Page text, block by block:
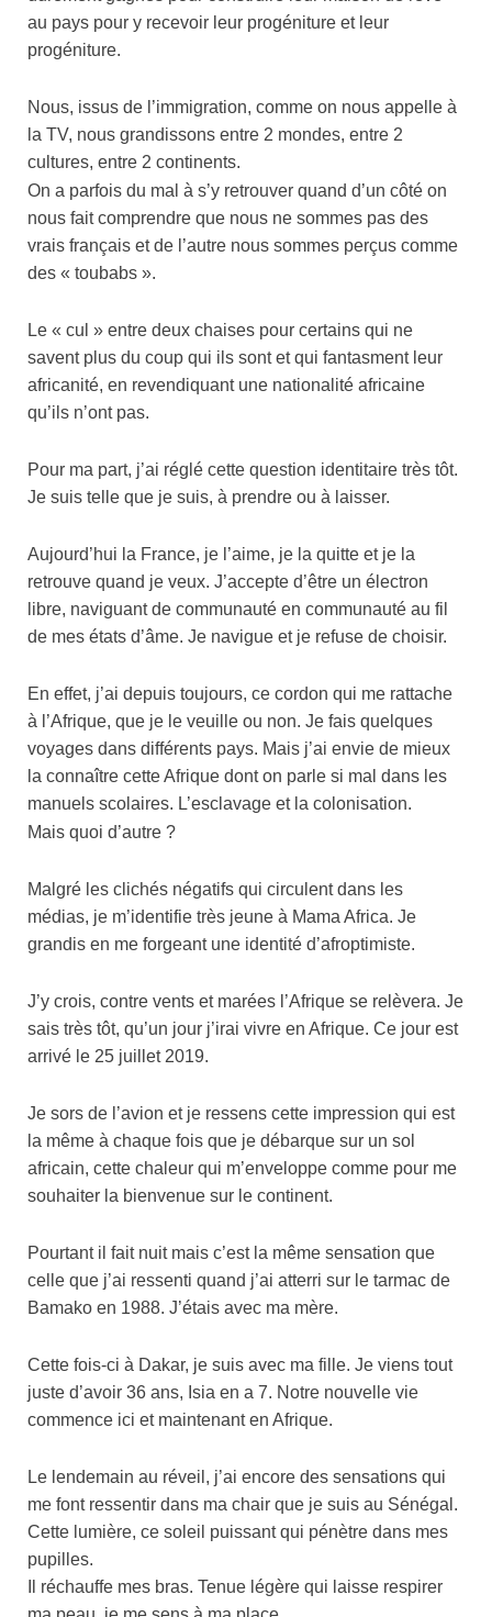
au pays pour y recevoir leur progéniture et leur
progéniture.
Nous, issus de l’immigration, comme on nous appelle à
la TV, nous grandissons entre 2 mondes, entre 2
cultures, entre 2 continents.
On a parfois du mal à s’y retrouver quand d’un côté on
nous fait comprendre que nous ne sommes pas des
vrais français et de l’autre nous sommes perçus comme
des « toubabs ».
Le « cul » entre deux chaises pour certains qui ne
savent plus du coup qui ils sont et qui fantasment leur
africanité, en revendiquant une nationalité africaine
qu’ils n’ont pas.
Pour ma part, j’ai réglé cette question identitaire très tôt.
Je suis telle que je suis, à prendre ou à laisser.
Aujourd’hui la France, je l’aime, je la quitte et je la
retrouve quand je veux. J’accepte d’être un électron
libre, naviguant de communauté en communauté au fil
de mes états d’âme. Je navigue et je refuse de choisir.
En effet, j’ai depuis toujours, ce cordon qui me rattache
à l’Afrique, que je le veuille ou non. Je fais quelques
voyages dans différents pays. Mais j’ai envie de mieux
la connaître cette Afrique dont on parle si mal dans les
manuels scolaires. L’esclavage et la colonisation.
Mais quoi d’autre ?
Malgré les clichés négatifs qui circulent dans les
médias, je m’identifie très jeune à Mama Africa. Je
grandis en me forgeant une identité d’afroptimiste.
J’y crois, contre vents et marées l’Afrique se relèvera. Je
sais très tôt, qu’un jour j’irai vivre en Afrique. Ce jour est
arrivé le 25 juillet 2019.
Je sors de l’avion et je ressens cette impression qui est
la même à chaque fois que je débarque sur un sol
africain, cette chaleur qui m’enveloppe comme pour me
souhaiter la bienvenue sur le continent.
Pourtant il fait nuit mais c’est la même sensation que
celle que j’ai ressenti quand j’ai atterri sur le tarmac de
Bamako en 1988. J’étais avec ma mère.
Cette fois-ci à Dakar, je suis avec ma fille. Je viens tout
juste d’avoir 36 ans, Isia en a 7. Notre nouvelle vie
commence ici et maintenant en Afrique.
Le lendemain au réveil, j’ai encore des sensations qui
me font ressentir dans ma chair que je suis au Sénégal.
Cette lumière, ce soleil puissant qui pénètre dans mes
pupilles.
Il réchauffe mes bras. Tenue légère qui laisse respirer